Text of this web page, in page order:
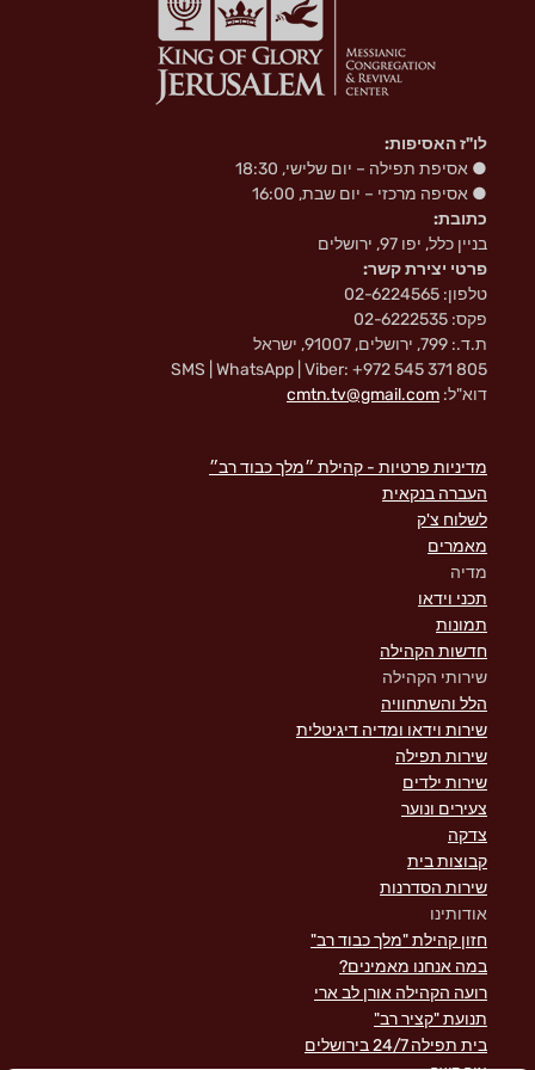
לו"ז האסיפות:
● אסיפת תפילה – יום שלישי, 18:30
● אסיפה מרכזי – יום שבת, 16:00
כתובת:
בניין כלל, יפו 97, ירושלים
פרטי יצירת קשר:
טלפון: 02-6224565
פקס: 02-6222535
ת.ד.: 799, ירושלים, 91007, ישראל
SMS | WhatsApp | Viber: +972 545 371 805
דוא"ל: cmtn.tv@gmail.com
מדיניות פרטיות - קהילת ״מלך כבוד רב״
העברה בנקאית
לשלוח צ'ק
מאמרים
מדיה
תכני וידאו
תמונות
חדשות הקהילה
שירותי הקהילה
הלל והשתחוויה
שירות וידאו ומדיה דיגיטלית
שירות תפילה
שירות ילדים
צעירים ונוער
צדקה
קבוצות בית
שירות הסדרנות
אודותינו
חזון קהילת "מלך כבוד רב"
במה אנחנו מאמינים?
רועה הקהילה אורן לב ארי
תנועת "קציר רב"
בית תפילה 24/7 בירושלים